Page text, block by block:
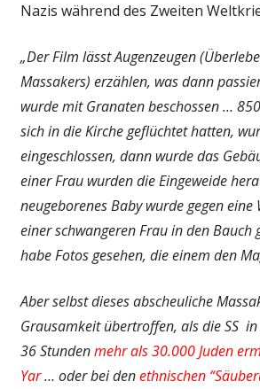
Nazis während des Zweiten
„Der Film lässt Augenzeugen
Massakers) erzählen, was dann
wurde mit Granaten beschossen …
sich in die Kirche geflüchtet hatten,
eingeschlossen, dann wurde das
einer Frau wurden die Eingeweide
neugeborenes Baby wurde gegen eine
einer schwangeren Frau in den Bauch
habe Fotos gesehen, die einem den
Aber selbst dieses abscheuliche
Grausamkeit übertroffen, als die SS
36 Stundenmehr als 30.000 Juden
Yar… oder bei denethnischen